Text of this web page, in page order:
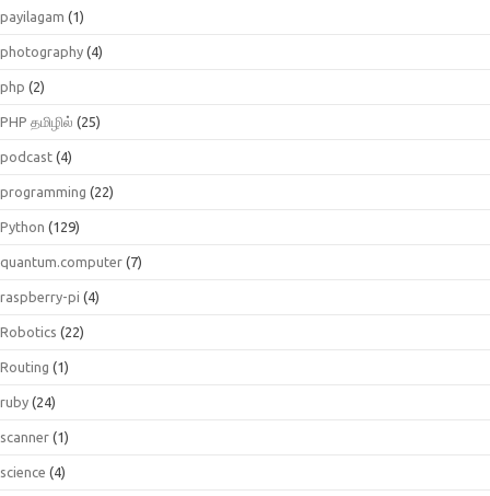
payilagam (1)
photography (4)
php (2)
PHP தமிழில் (25)
podcast (4)
programming (22)
Python (129)
quantum.computer (7)
raspberry-pi (4)
Robotics (22)
Routing (1)
ruby (24)
scanner (1)
science (4)